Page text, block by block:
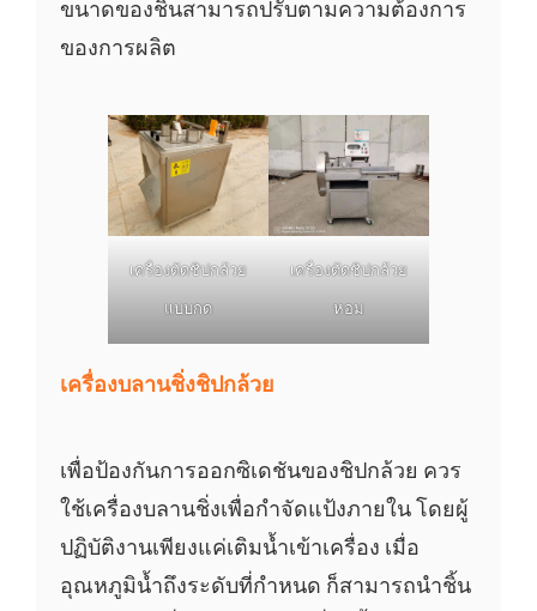
ขนาดของชิ้นสามารถปรับตามความต้องการ
ของการผลิต
เครื่องตัดชิปกล้วย
แบบกด
เครื่องตัดชิปกล้วย
หอม
เครื่องบลานชิ่งชิปกล้วย
เพื่อป้องกันการออกซิเดชันของชิปกล้วย ควร
ใช้เครื่องบลานชิ่งเพื่อกำจัดแป้งภายใน โดยผู้
ปฏิบัติงานเพียงแค่เติมน้ำเข้าเครื่อง เมื่อ
อุณหภูมิน้ำถึงระดับที่กำหนด ก็สามารถนำชิ้น